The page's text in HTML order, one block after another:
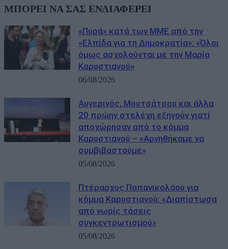
ΜΠΟΡΕΙ ΝΑ ΣΑΣ ΕΝΔΙΑΦΕΡΕΙ
«Πυρά» κατά των ΜΜΕ από την
«Ελπίδα για τη Δημοκρατία»: «Όλοι
όμως ασχολούνται με την Μαρία
Καρυστιανού»
06/08/2026
Αυγερινός, Μουτσάτσου και άλλα
20 πρώην στελέχη εξηγούν γιατί
αποχώρησαν από το κόμμα
Καρυστιανού – «Αρνηθήκαμε να
συμβιβαστούμε»
05/08/2026
Πτέραρχος Παπανικολάου για
κόμμα Καρυστιανού: «Διαπίστωσα
από νωρίς τάσεις
συγκεντρωτισμού»
05/08/2026